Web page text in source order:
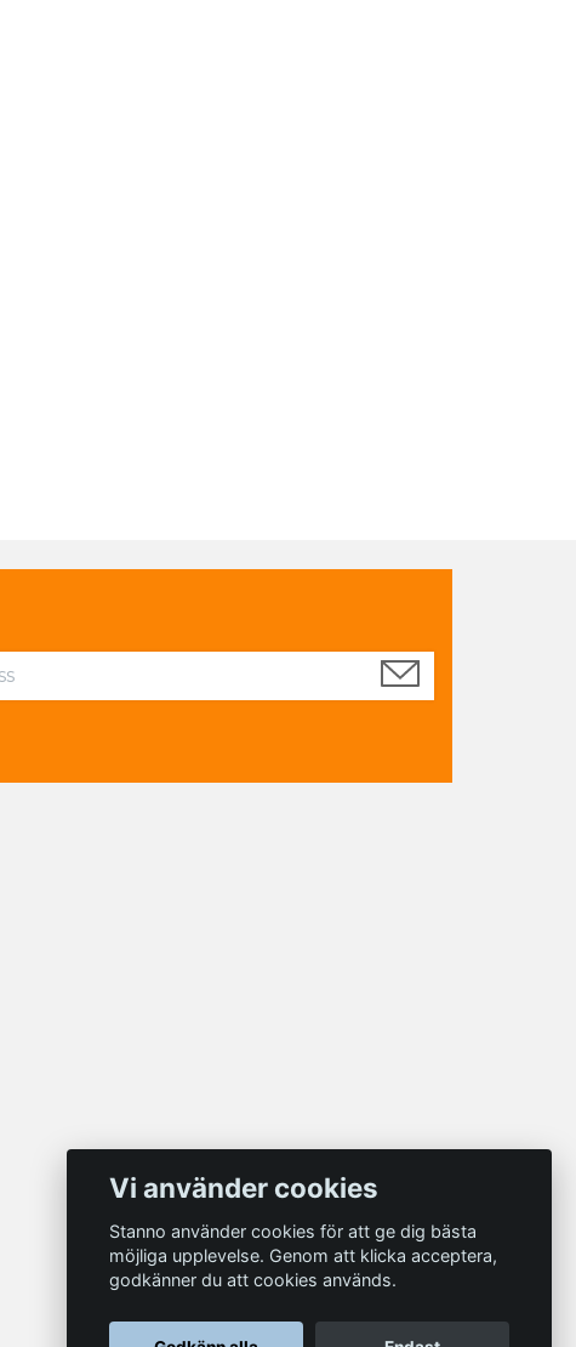
Vi använder cookies
Stanno använder cookies för att ge dig bästa
möjliga upplevelse. Genom att klicka acceptera,
godkänner du att cookies används.